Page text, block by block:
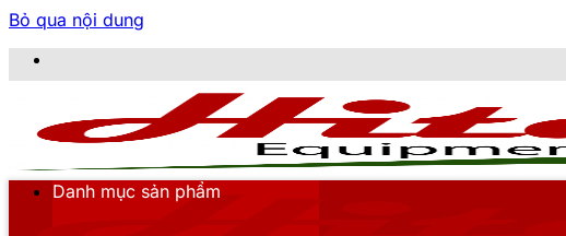
Bỏ qua nội dung
CÔNG TY TNHH
Danh mục sản phẩm